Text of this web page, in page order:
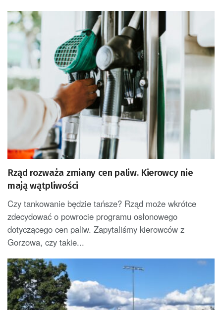
Rząd rozważa zmiany cen paliw. Kierowcy nie
mają wątpliwości
Czy tankowanie będzie tańsze? Rząd może wkrótce
zdecydować o powrocie programu osłonowego
dotyczącego cen paliw. Zapytaliśmy kierowców z
Gorzowa, czy takie...